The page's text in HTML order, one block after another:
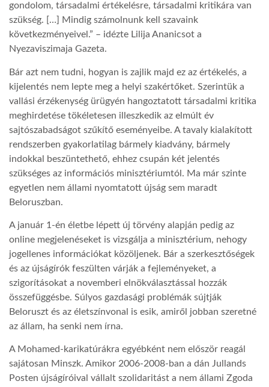
gondolom, társadalmi értékelésre, társadalmi kritikára van
szükség. […] Mindig számolnunk kell szavaink
következményeivel.” – idézte Lilija Ananicsot a
Nyezaviszimaja Gazeta.
Bár azt nem tudni, hogyan is zajlik majd ez az értékelés, a
kijelentés nem lepte meg a helyi szakértőket. Szerintük a
vallási érzékenység ürügyén hangoztatott társadalmi kritika
meghirdetése tökéletesen illeszkedik az elmúlt év
sajtószabadságot szűkítő eseményeibe. A tavaly kialakított
rendszerben gyakorlatilag bármely kiadvány, bármely
indokkal beszüntethető, ehhez csupán két jelentés
szükséges az információs minisztériumtól. Ma már szinte
egyetlen nem állami nyomtatott újság sem maradt
Beloruszban.
A január 1-én életbe lépett új törvény alapján pedig az
online megjelenéseket is vizsgálja a minisztérium, nehogy
jogellenes információkat közöljenek. Bár a szerkesztőségek
és az újságírók feszülten várják a fejleményeket, a
szigorításokat a novemberi elnökválasztással hozzák
összefüggésbe. Súlyos gazdasági problémák sújtják
Beloruszt és az életszínvonal is esik, amiről jobban szeretné
az állam, ha senki nem írna.
A Mohamed-karikatúrákra egyébként nem először reagál
sajátosan Minszk. Amikor 2006-2008-ban a dán Jullands
Posten újságíróival vállalt szolidaritást a nem állami Zgoda